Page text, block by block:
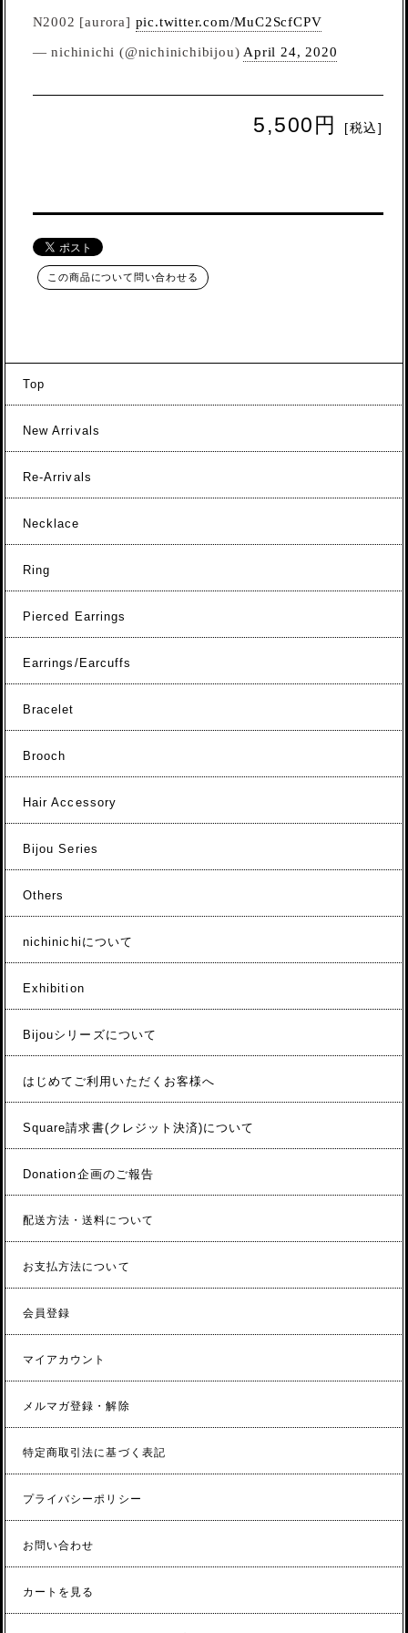
N2002 [aurora] pic.twitter.com/MuC2ScfCPV
— nichinichi (@nichinichibijou) April 24, 2020
5,500円 [税込]
この商品について問い合わせる
Top
New Arrivals
Re-Arrivals
Necklace
Ring
Pierced Earrings
Earrings/Earcuffs
Bracelet
Brooch
Hair Accessory
Bijou Series
Others
nichinichiについて
Exhibition
Bijouシリーズについて
はじめてご利用いただくお客様へ
Square請求書(クレジット決済)について
Donation企画のご報告
配送方法・送料について
お支払方法について
会員登録
マイアカウント
メルマガ登録・解除
特定商取引法に基づく表記
プライバシーポリシー
お問い合わせ
カートを見る